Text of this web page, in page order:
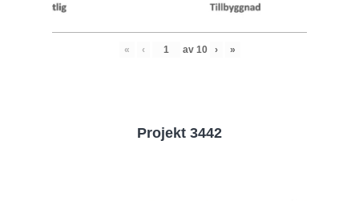
« ‹ av 10 › »
Projekt 3442